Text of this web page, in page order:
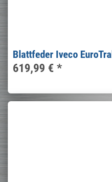
Blattfeder Iveco
619,99 € *